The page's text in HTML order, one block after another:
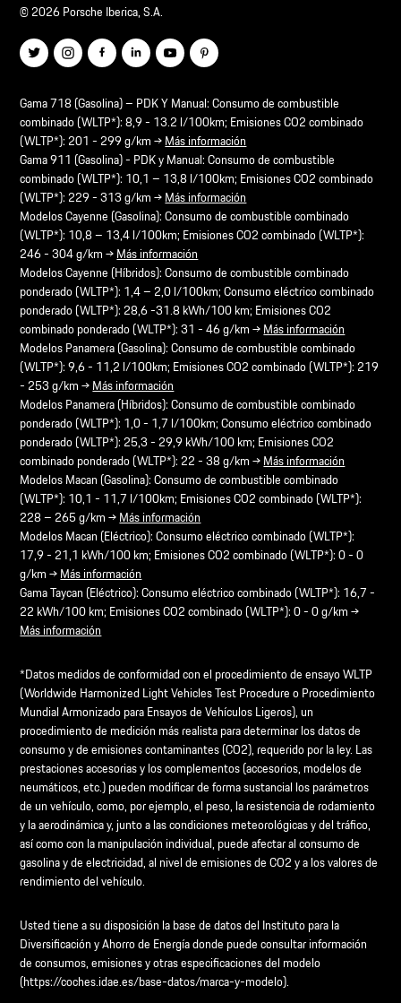
© 2026 Porsche Iberica, S.A.
Gama 718 (Gasolina) – PDK Y Manual: Consumo de combustible
combinado (WLTP*): 8,9 - 13.2 l/100km; Emisiones CO2 combinado
(WLTP*): 201 - 299 g/km →Más información
Gama 911 (Gasolina) - PDK y Manual: Consumo de combustible
combinado (WLTP*): 10,1 – 13,8 l/100km; Emisiones CO2 combinado
(WLTP*): 229 - 313 g/km →Más información
Modelos Cayenne (Gasolina): Consumo de combustible combinado
(WLTP*): 10,8 – 13,4 l/100km; Emisiones CO2 combinado (WLTP*):
246 - 304 g/km →Más información
Modelos Cayenne (Híbridos): Consumo de combustible combinado
ponderado (WLTP*): 1,4 – 2,0 l/100km; Consumo eléctrico combinado
ponderado (WLTP*): 28,6 -31.8 kWh/100 km; Emisiones CO2
combinado ponderado (WLTP*): 31 - 46 g/km →Más información
Modelos Panamera (Gasolina): Consumo de combustible combinado
(WLTP*): 9,6 - 11,2 l/100km; Emisiones CO2 combinado (WLTP*): 219
- 253 g/km →Más información
Modelos Panamera (Híbridos): Consumo de combustible combinado
ponderado (WLTP*): 1,0 - 1,7 l/100km; Consumo eléctrico combinado
ponderado (WLTP*): 25,3 - 29,9 kWh/100 km; Emisiones CO2
combinado ponderado (WLTP*): 22 - 38 g/km →Más información
Modelos Macan (Gasolina): Consumo de combustible combinado
(WLTP*): 10,1 - 11,7 l/100km; Emisiones CO2 combinado (WLTP*):
228 – 265 g/km →Más información
Modelos Macan (Eléctrico): Consumo eléctrico combinado (WLTP*):
17,9 - 21,1 kWh/100 km; Emisiones CO2 combinado (WLTP*): 0 - 0
g/km →Más información
Gama Taycan (Eléctrico): Consumo eléctrico combinado (WLTP*): 16,7 -
22 kWh/100 km; Emisiones CO2 combinado (WLTP*): 0 - 0 g/km →
Más información
*Datos medidos de conformidad con el procedimiento de ensayo WLTP
(Worldwide Harmonized Light Vehicles Test Procedure o Procedimiento
Mundial Armonizado para Ensayos de Vehículos Ligeros), un
procedimiento de medición más realista para determinar los datos de
consumo y de emisiones contaminantes (CO2), requerido por la ley. Las
prestaciones accesorias y los complementos (accesorios, modelos de
neumáticos, etc.) pueden modificar de forma sustancial los parámetros
de un vehículo, como, por ejemplo, el peso, la resistencia de rodamiento
y la aerodinámica y, junto a las condiciones meteorológicas y del tráfico,
así como con la manipulación individual, puede afectar al consumo de
gasolina y de electricidad, al nivel de emisiones de CO2 y a los valores de
rendimiento del vehículo.
Usted tiene a su disposición la base de datos del Instituto para la
Diversificación y Ahorro de Energía donde puede consultar información
de consumos, emisiones y otras especificaciones del modelo
(https://coches.idae.es/base-datos/marca-y-modelo).